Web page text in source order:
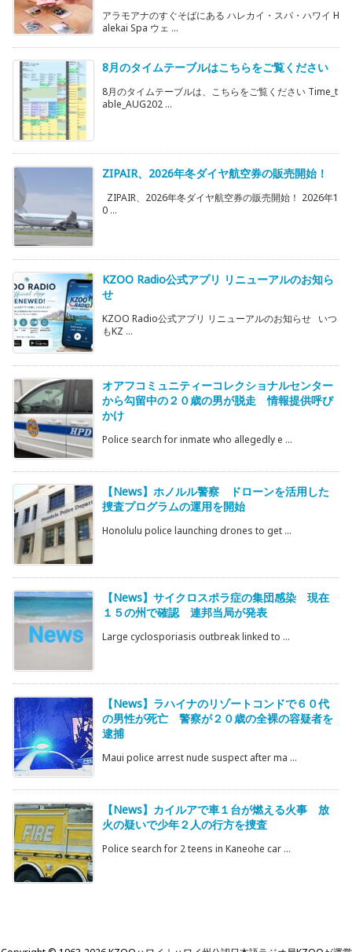
アラモアナのすぐそばにある ハレカイ・スパ・ハワイ H
alekai Spa ウェ ...
8月のタイムテーブルはこちらをご覧ください
8月のタイムテーブルは、こちらをご覧ください Time_t
able_AUG202 ...
ZIPAIR、2026年冬ダイヤ航空券の販売開始！
ZIPAIR、2026年冬ダイヤ航空券の販売開始！ 2026年1
0 ...
KZOO Radio公式アプリ リニューアルのお知ら
せ
KZOO Radio公式アプリ リニューアルのお知らせ いつ
もKZ ...
オアフコミュニティーコレクショナルセンター
から勾留中の２０歳の男が脱走 情報提供呼び
かけ
Police search for inmate who allegedly e ...
【News】ホノルル警察 ドローンを活用した
捜査プログラムの運用を開始
Honolulu police launching drones to get ...
【News】サイクロスポラ症の集団感染 現在
１５の州で確認 連邦当局が発表
Large cyclosporiasis outbreak linked to ...
【News】ラハイナのリゾートコンドで６０代
の男性が死亡 警察が２０歳の全裸の容疑者を
逮捕
Maui police arrest nude suspect after ma ...
【News】カイルアで車１台が燃える火事 放
火の疑いで少年２人の行方を捜査
Police search for 2 teens in Kaneohe car ...